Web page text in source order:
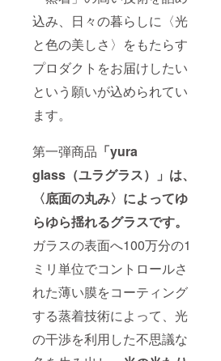
込み、日々の暮らしに〈光
と色の美しさ〉をもたらす
プロダクトをお届けしたい
という願いが込められてい
ます。
第一弾商品 「yura
glass（ユラグラス）」は、
〈底面の丸み〉によってゆ
らゆら揺れるグラスです。
ガラスの表面へ100万分の1
ミリ単位でコントロールさ
れた薄い膜をコーティング
する蒸着技術によって、光
の干渉を利用した不思議な